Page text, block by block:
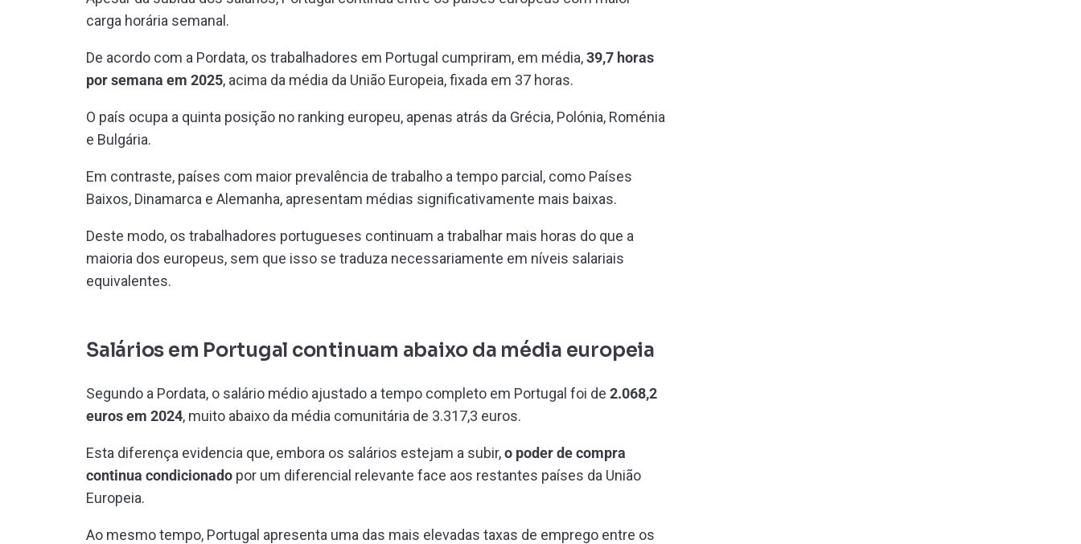
carga horária semanal.
De acordo com a Pordata, os trabalhadores em Portugal cumpriram, em média,39,7 horas
por semana em 2025, acima da média da União Europeia, fixada em 37 horas.
O país ocupa a quinta posição no ranking europeu, apenas atrás da Grécia, Polónia, Roménia
e Bulgária.
Em contraste, países com maior prevalência de trabalho a tempo parcial, como Países
Baixos, Dinamarca e Alemanha, apresentam médias significativamente mais baixas.
Deste modo, os trabalhadores portugueses continuam a trabalhar mais horas do que a
maioria dos europeus, sem que isso se traduza necessariamente em níveis salariais
equivalentes.
Salários em Portugal continuam abaixo da média europeia
Segundo a Pordata, o salário médio ajustado a tempo completo em Portugal foi de 2.068,2
euros em 2024, muito abaixo da média comunitária de 3.317,3 euros.
Esta diferença evidencia que, embora os salários estejam a subir,o poder de compra
continua condicionado por um diferencial relevante face aos restantes países da União
Europeia.
Ao mesmo tempo, Portugal apresenta uma das mais elevadas taxas de emprego entre os